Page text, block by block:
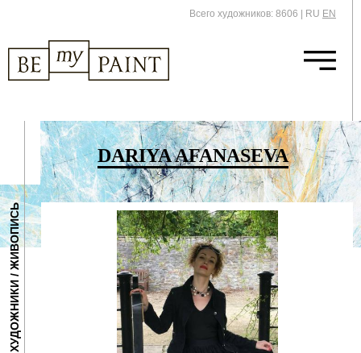
Всего художников: 8606 RU EN
DARIYA AFANASEVA
ХУДОЖНИКИ / ЖИВОПИСЬ